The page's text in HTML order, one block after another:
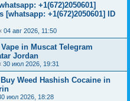
+1(672)2050601]
+1(672)2050601] ID
04 авг 2026, 11:50
in Muscat Telegram
Jordan
30 июл 2026, 19:31
Weed Hashish Cocaine in
июл 2026, 18:28